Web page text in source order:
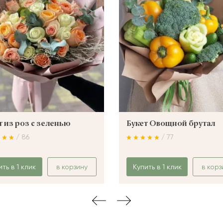
из роз с зеленью
/ 86
в 1 клик в корзину
Букет Овощной брутал
/ 77
Купить в 1 клик в